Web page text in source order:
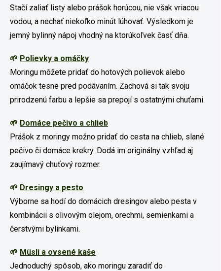
Stačí zaliať listy alebo prášok horúcou, nie však vriacou
vodou, a nechať niekoľko minút lúhovať. Výsledkom je
jemný bylinný nápoj vhodný na ktorúkoľvek časť dňa.
🌱 Polievky a omáčky
Moringu môžete pridať do hotových polievok alebo
omáčok tesne pred podávaním. Zachová si tak svoju
prirodzenú farbu a lepšie sa prepojí s ostatnými chuťami.
🌱 Domáce pečivo a chlieb
Prášok z moringy možno pridať do cesta na chlieb, slané
pečivo či domáce krekry. Dodá im originálny vzhľad aj
zaujímavý chuťový rozmer.
🌱 Dresingy a pesto
Výborne sa hodí do domácich dresingov alebo pesta v
kombinácii s olivovým olejom, orechmi, semienkami a
čerstvými bylinkami.
🌱 Müsli a ovsené kaše
Jednoduchý spôsob, ako moringu zaradiť do